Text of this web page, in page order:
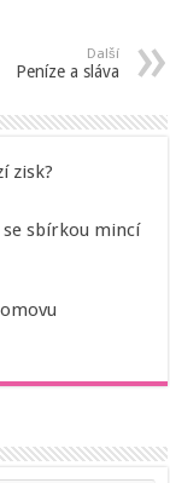
Další
Peníze a sláva
zisk?
se sbírkou mincí